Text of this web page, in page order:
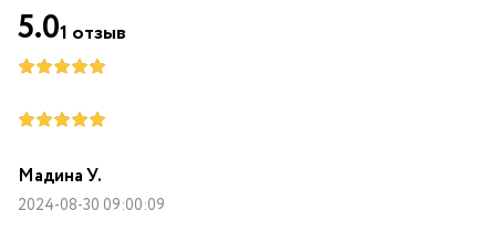
Мадина У.
2024-08-30 09:00:09
5.01 отзыв